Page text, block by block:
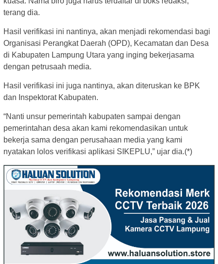
terang dia.
Hasil verifikasi ini nantinya, akan menjadi rekomendasi bagi
Organisasi Perangkat Daerah (OPD), Kecamatan dan Desa
di Kabupaten Lampung Utara yang inging bekerjasama
dengan petrusaah media.
Hasil verifikasi ini juga nantinya, akan diteruskan ke BPK
dan Inspektorat Kabupaten.
“Nanti unsur pemerintah kabupaten sampai dengan
pemerintahan desa akan kami rekomendasikan untuk
bekerja sama dengan perusahaan media yang kami
nyatakan lolos verifikasi aplikasi SIKEPLU,” ujar dia.(*)